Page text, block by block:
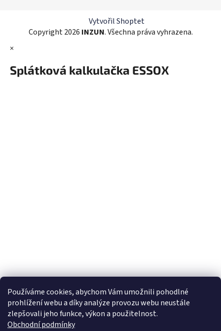
Používáme cookies, abychom Vám umožnili pohodlné
prohlížení webu a díky analýze provozu webu neustále
zlepšovali jeho funkce, výkon a použitelnost.
Obchodní podmínky
Vytvořil Shoptet
Copyright 2026 INZUN. Všechna práva vyhrazena.
×
Splátková kalkulačka ESSOX